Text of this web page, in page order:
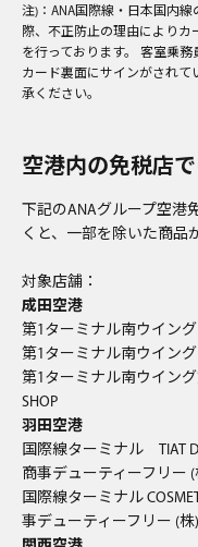
注)：ANA国際線・日本国内線
際、不正防止の理由により
を行っております。 客室乗務
カード裏面にサインがされて
承ください。
空港内の免税店で
下記のANAグループ空港
くと、一部を除いた商品
対象店舗：
成田空港
第1ターミナル南ウイング
第1ターミナル南ウイング
第1ターミナル南ウイング
SHOP
羽田空港
国際線ターミナル TIAT
商事デューティーフリー (
国際線ターミナル
事デューティーフリー (株)